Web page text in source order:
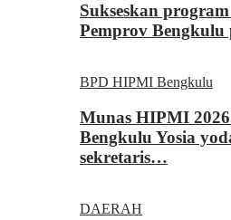
Sukseskan
Pemprov Bengkulu
BPD HIPMI Bengkulu
Munas HIPMI
Bengkulu Yosia
sekretaris…
DAERAH